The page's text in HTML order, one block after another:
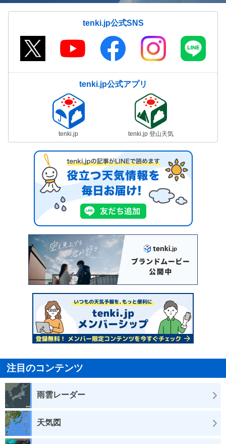
tenki.jp公式SNS
tenki.jp公式アプリ
tenki.jp tenki.jp 登山天気
注目のコンテンツ
雨雲レーダー
天気図